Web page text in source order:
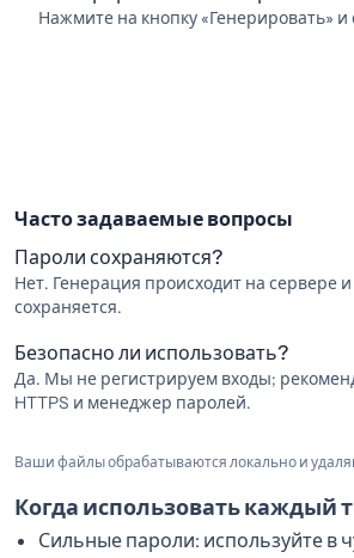
Нажмите на кнопку «Генерировать» и
Часто задаваемые вопросы
Пароли сохраняются?
Нет. Генерация происходит на сервере
сохраняется.
Безопасно ли использовать?
Да. Мы не регистрируем входы;
HTTPS и менеджер паролей.
Ваши файлы обрабатываются локально и
Когда использовать каждый
Сильные пароли: используйте в